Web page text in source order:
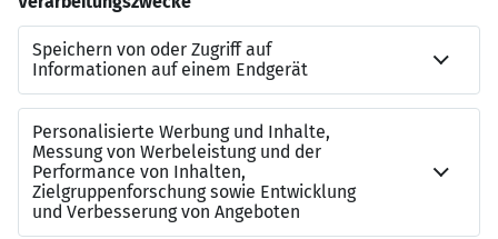
Deine Persönlichkeit, Deine Stärken und Interessen. Zeig
uns in Deiner Bewerbung, wie Du diese in Dein Studium
einbringen möchtest, und sende uns Deinen Lebenslauf
sowie Dein letztes Schulzeugnis zu.
Deine Perspektiven
Wie es nach Deinem Studium weitergeht? Bei dm stehen
Dir viele Türen offen. Egal, ob Du Dich fachlich